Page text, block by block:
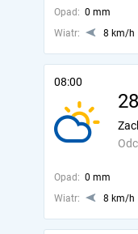
Opad: 0 mm
Wiatr:
8 km/h
08:00
Opad: 0 mm
Wiatr:
8 km/h